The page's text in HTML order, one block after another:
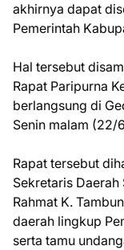
akhirnya dapat
Pemerintah
Hal tersebut
Rapat Paripurna
berlangsung di
Senin malam
Rapat tersebut
Sekretaris
Rahmat K.
daerah lingkup
serta tamu